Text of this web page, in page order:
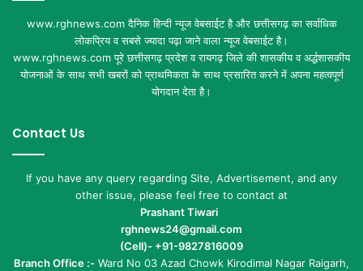
www.rghnews.com दैनिक हिन्दी न्यूज वेबसाईट है और छत्तीसगढ़ का सर्वाधिक
लोकप्रिय व सबसे ज्यादा पढ़ा जाने वाला न्यूज वेबसाईट है।
www.rghnews.com पूरे छत्तीसगढ़ प्रदेश व रायगढ़ जिले की शासकीय व अर्द्धशासकीय
योजनाओं के साथ सभी खबरों को प्राथमिकता के साथ प्रसारित करने में अपना महत्वपूर्ण
योगदान देता है।
Contact Us
If you have any query regarding Site, Advertisement, and any
other issue, please feel free to contact at
Prashant Tiwari
rghnews24@gmail.com
(Cell)- +91-9827816009
Branch Office :- Ward No 03 Azad Chowk Kirodimal Nagar Raigarh,